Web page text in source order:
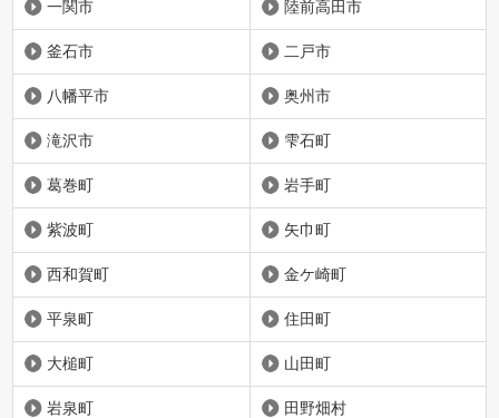
一関市 陸前高田市
釜石市 二戸市
八幡平市 奥州市
滝沢市 雫石町
葛巻町 岩手町
紫波町 矢巾町
西和賀町 金ケ崎町
平泉町 住田町
大槌町 山田町
岩泉町 田野畑村